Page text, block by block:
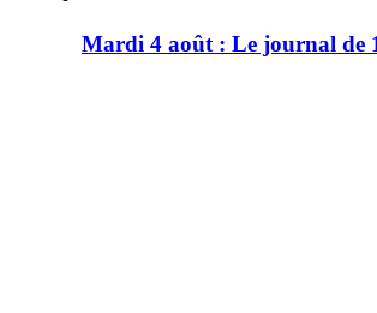
Mardi 4 août : Le journal de